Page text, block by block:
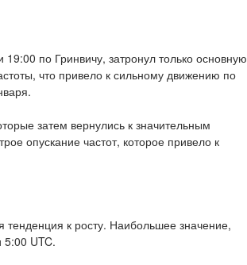
по Гринвичу, затронул только основную
что привело к сильному движению по
затем вернулись к значительным
опускание частот, которое привело к
к росту. Наибольшее значение,
5:00 UTC.